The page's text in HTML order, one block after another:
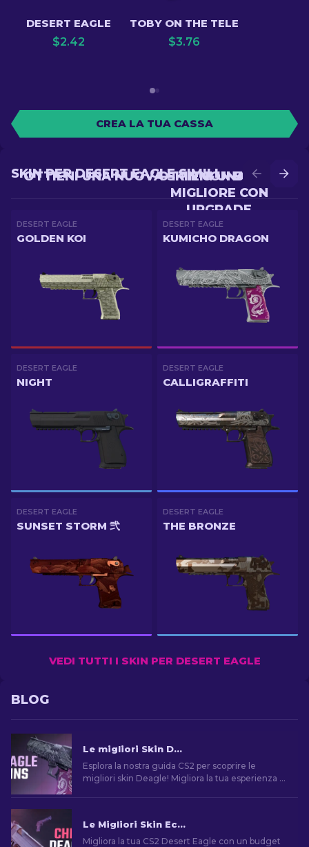
DESERT EAGLE
$2.42
TOBY ON THE TELE
$3.76
CREA LA TUA CASSA
OTTIENI UNA SKIN
MIGLIORE CON
UPGRADE
OTTIENI UNA NUOVA SKIN CON BATTLE
SKIN PER DESERT EAGLE SIMILI
DESERT EAGLE
GOLDEN KOI
DESERT EAGLE
KUMICHO DRAGON
DESERT EAGLE
NIGHT
DESERT EAGLE
CALLIGRAFFITI
DESERT EAGLE
SUNSET STORM 弐
DESERT EAGLE
THE BRONZE
VEDI TUTTI I SKIN PER DESERT EAGLE
BLOG
Le migliori Skin Deagle in CS2 [2026]
Esplora la nostra guida CS2 per scoprire le
migliori skin Deagle! Migliora la tua esperienza di
Le Migliori Skin Economiche per Desert Eagle di CS2
Migliora la tua CS2 Desert Eagle con un budget